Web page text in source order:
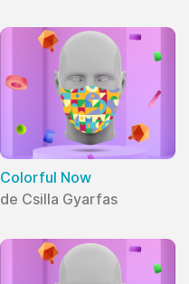
Colorful Now
de Csilla Gyarfas